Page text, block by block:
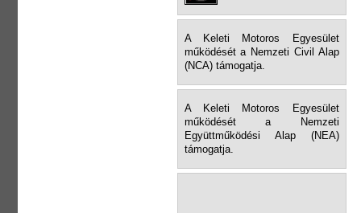
A Keleti Motoros Egyesület
működését a Nemzeti Civil Alap
(NCA) támogatja.
A Keleti Motoros Egyesület
működését a Nemzeti
Együttműködési Alap (NEA)
támogatja.